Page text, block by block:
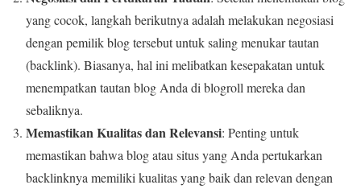
yang cocok, langkah berikutnya adalah melakukan negosiasi
dengan pemilik blog tersebut untuk saling menukar tautan
(backlink). Biasanya, hal ini melibatkan kesepakatan untuk
menempatkan tautan blog Anda di blogroll mereka dan
sebaliknya.
Memastikan Kualitas dan Relevansi: Penting untuk
memastikan bahwa blog atau situs yang Anda pertukarkan
backlinknya memiliki kualitas yang baik dan relevan dengan